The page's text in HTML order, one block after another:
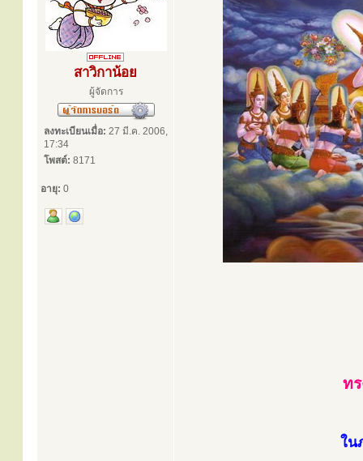
สาวิกาน้อย
ผู้จัดการ
ลงทะเบียนเมื่อ: 27 มี.ค. 2006,
17:34
โพสต์: 8171
อายุ: 0
ท
ใน